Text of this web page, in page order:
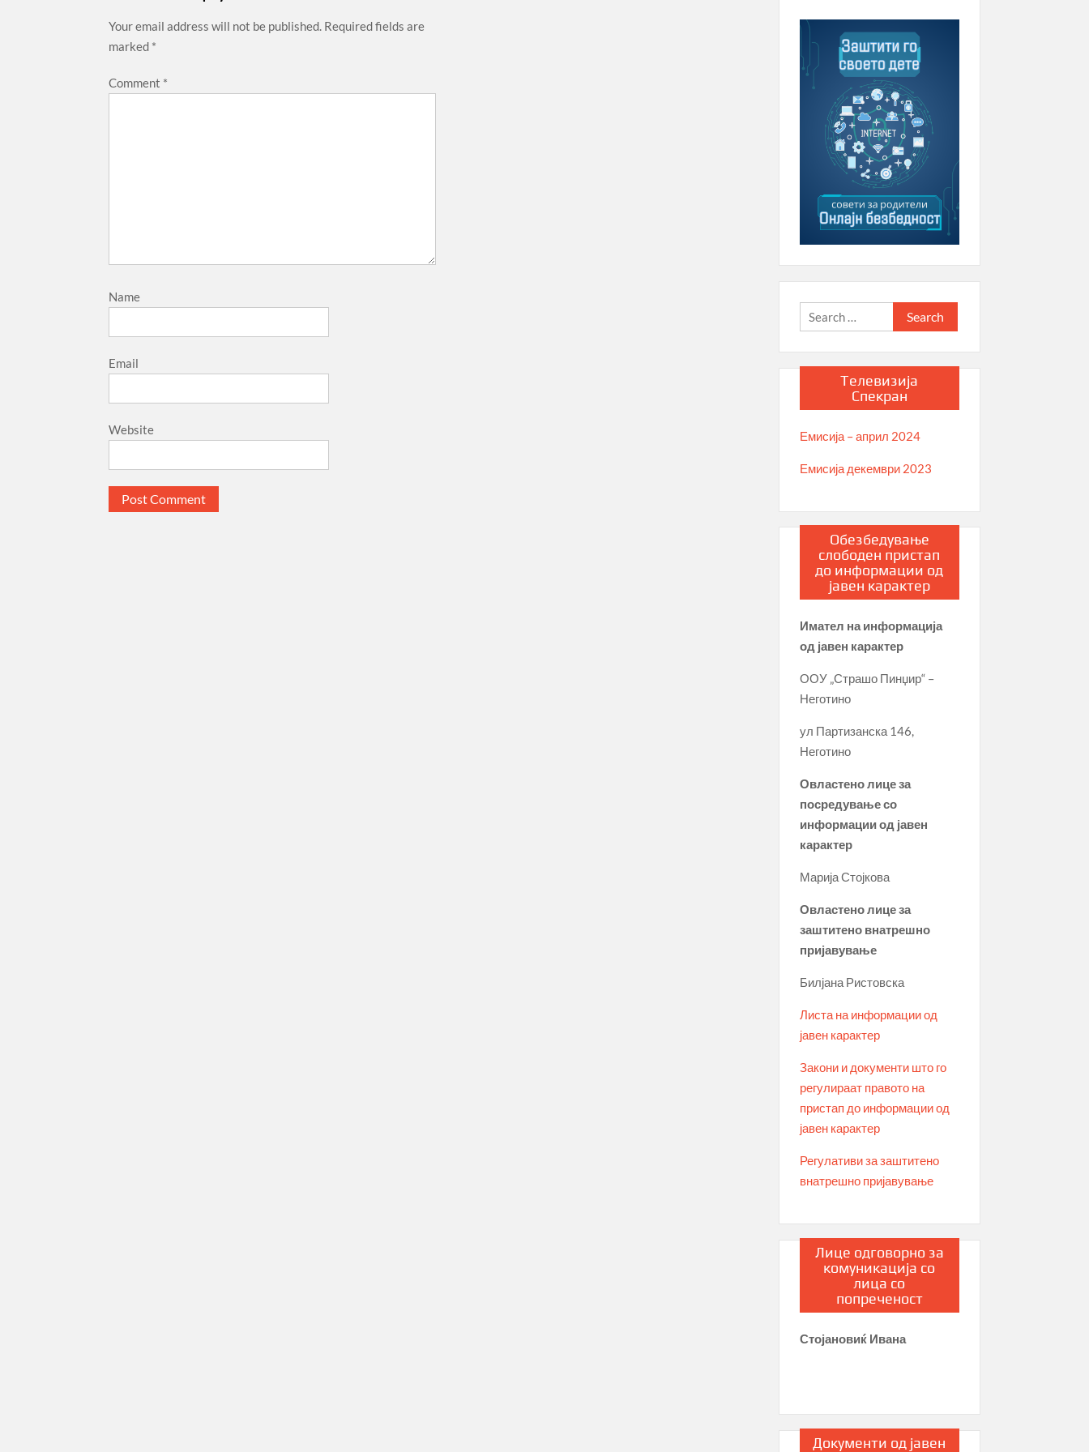
Your email address will not be published. Required fields are
marked *
Comment *
Name
Email
Website
Search
for:
Телевизија
Спекран
Емисија – април 2024
Емисија декември 2023
Обезбедување
слободен пристап
до информации од
јавен карактер
Имател на информација
од јавен карактер
ООУ „Страшо Пинџир“ –
Неготино
ул Партизанска 146,
Неготино
Овластено лице за
посредување со
информации од јавен
карактер
Марија Стојкова
Овластено лице за
заштитено внатрешно
пријавување
Билјана Ристовска
Листа на информации од
јавен карактер
Закони и документи што го
регулираат правото на
пристап до информации од
јавен карактер
Регулативи за заштитено
внатрешно пријавување
Лице одговорно за
комуникација со
лица со
попреченост
Стојановиќ Ивана
Документи од јавен